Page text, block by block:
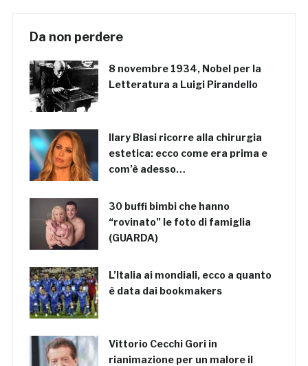
Da non perdere
8 novembre 1934, Nobel per la
Letteratura a Luigi Pirandello
Ilary Blasi ricorre alla chirurgia
estetica: ecco come era prima e
com’è adesso…
30 buffi bimbi che hanno
“rovinato” le foto di famiglia
(GUARDA)
L’Italia ai mondiali, ecco a quanto
è data dai bookmakers
Vittorio Cecchi Gori in
rianimazione per un malore il